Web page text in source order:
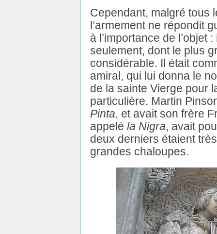
Cependant, malgré tous
l’armement ne répondit
à l’importance de
seulement, dont le plus
considérable. Il était
amiral, qui lui donna le
de la sainte Vierge pour
particulière. Martin
Pinta, et avait son frère
appelé la Nigra, avait
deux derniers étaient
grandes chaloupes.